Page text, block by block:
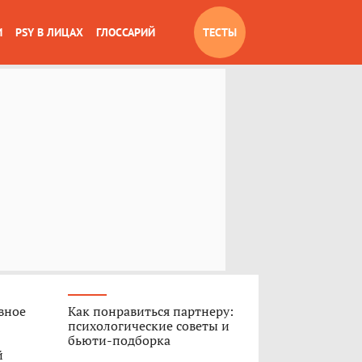
PSY В ЛИЦАХ ГЛОССАРИЙ ТЕСТЫ
Как понравиться партнеру:
психологические советы и
бьюти-подборка